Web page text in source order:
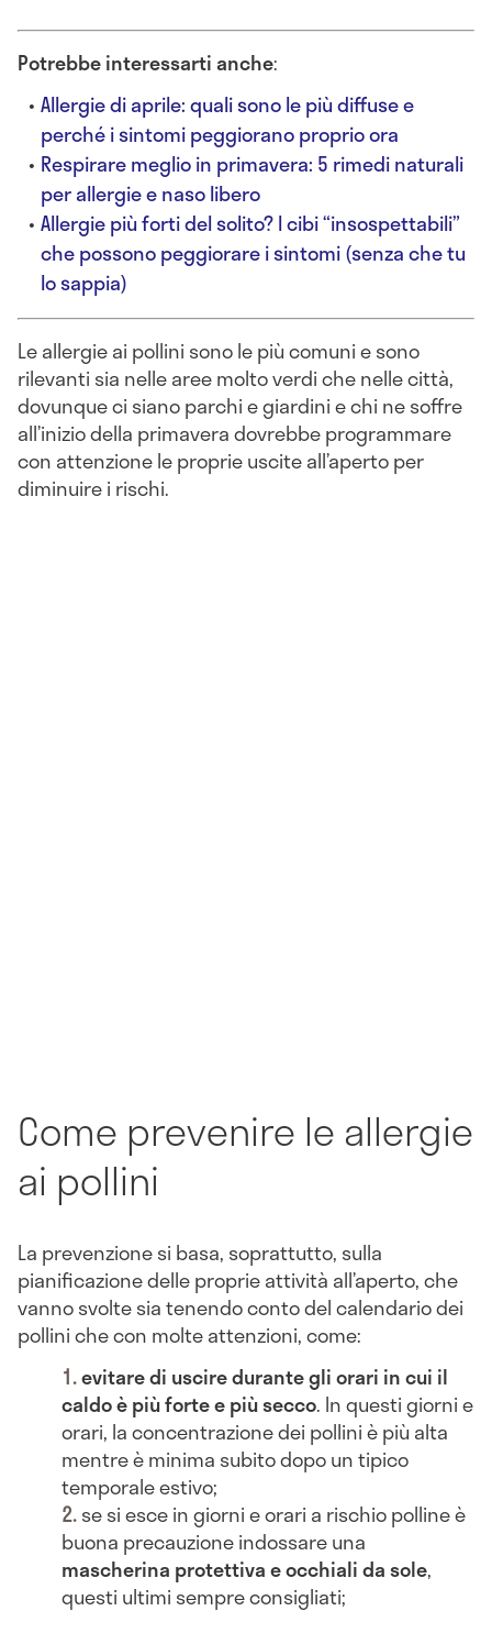
Potrebbe interessarti anche:
Allergie di aprile: quali sono le più diffuse e
perché i sintomi peggiorano proprio ora
Respirare meglio in primavera: 5 rimedi naturali
per allergie e naso libero
Allergie più forti del solito? I cibi “insospettabili”
che possono peggiorare i sintomi (senza che tu
lo sappia)
Le allergie ai pollini sono le più comuni e sono
rilevanti sia nelle aree molto verdi che nelle città,
dovunque ci siano parchi e giardini e chi ne soffre
all’inizio della primavera dovrebbe programmare
con attenzione le proprie uscite all’aperto per
diminuire i rischi.
Come prevenire le allergie
ai pollini
La prevenzione si basa, soprattutto, sulla
pianificazione delle proprie attività all’aperto, che
vanno svolte sia tenendo conto del calendario dei
pollini che con molte attenzioni, come:
evitare di uscire durante gli orari in cui il
caldo è più forte e più secco. In questi giorni e
orari, la concentrazione dei pollini è più alta
mentre è minima subito dopo un tipico
temporale estivo;
se si esce in giorni e orari a rischio polline è
buona precauzione indossare una
mascherina protettiva e occhiali da sole,
questi ultimi sempre consigliati;